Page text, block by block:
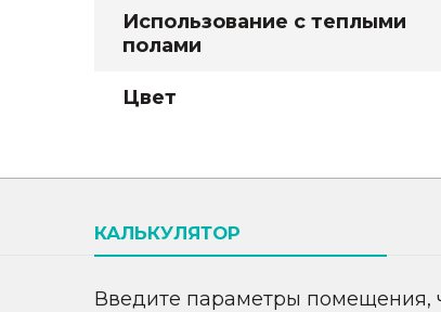
Использование с теплыми
полами
Цвет
КАЛЬКУЛЯТОР
Введите параметры помещения,